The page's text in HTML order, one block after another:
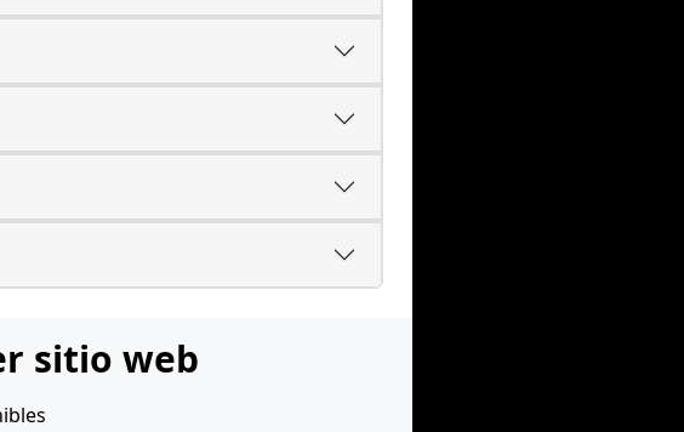
sitio web